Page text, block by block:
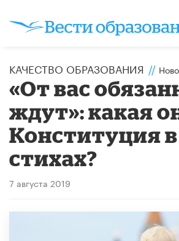
КАЧЕСТВО ОБРАЗОВАНИЯ //
«От вас
ждут»: какая
Конституция в
стихах?
7 августа 2019